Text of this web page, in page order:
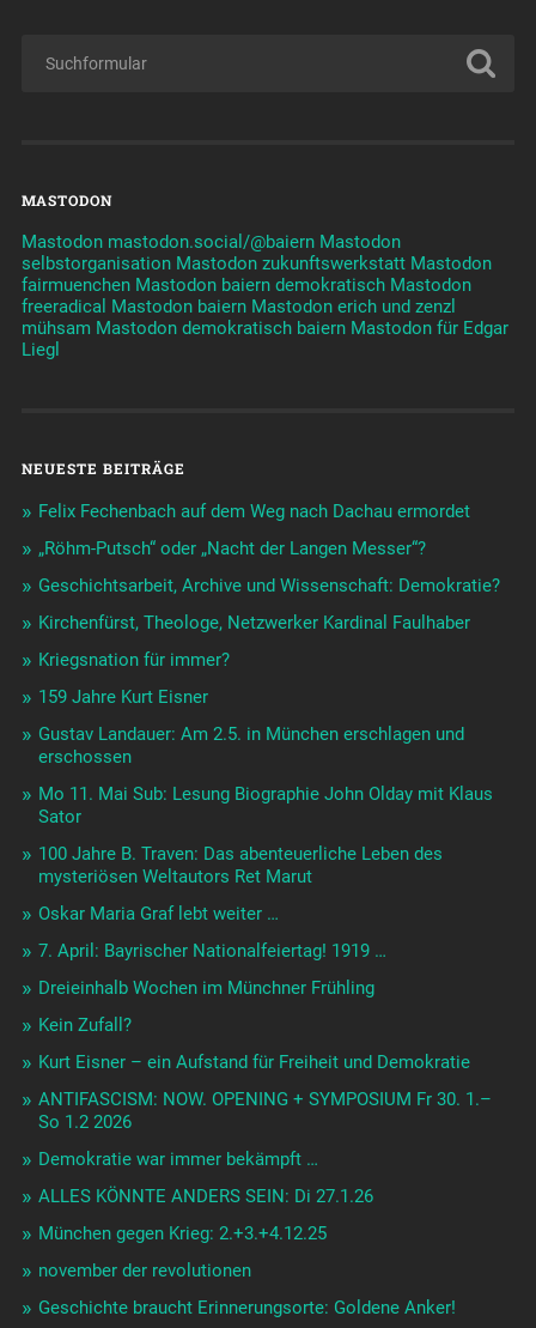
MASTODON
Mastodon mastodon.social/@baiern Mastodon
selbstorganisation Mastodon zukunftswerkstatt Mastodon
fairmuenchen Mastodon baiern demokratisch Mastodon
freeradical Mastodon baiern Mastodon erich und zenzl
mühsam Mastodon demokratisch baiern Mastodon für Edgar
Liegl
NEUESTE BEITRÄGE
Felix Fechenbach auf dem Weg nach Dachau ermordet
„Röhm-Putsch“ oder „Nacht der Langen Messer“?
Geschichtsarbeit, Archive und Wissenschaft: Demokratie?
Kirchenfürst, Theologe, Netzwerker Kardinal Faulhaber
Kriegsnation für immer?
159 Jahre Kurt Eisner
Gustav Landauer: Am 2.5. in München erschlagen und
erschossen
Mo 11. Mai Sub: Lesung Biographie John Olday mit Klaus
Sator
100 Jahre B. Traven: Das abenteuerliche Leben des
mysteriösen Weltautors Ret Marut
Oskar Maria Graf lebt weiter …
7. April: Bayrischer Nationalfeiertag! 1919 …
Dreieinhalb Wochen im Münchner Frühling
Kein Zufall?
Kurt Eisner – ein Aufstand für Freiheit und Demokratie
ANTIFASCISM: NOW. OPENING + SYMPOSIUM Fr 30. 1.–
So 1.2 2026
Demokratie war immer bekämpft …
ALLES KÖNNTE ANDERS SEIN: Di 27.1.26
München gegen Krieg: 2.+3.+4.12.25
november der revolutionen
Geschichte braucht Erinnerungsorte: Goldene Anker!